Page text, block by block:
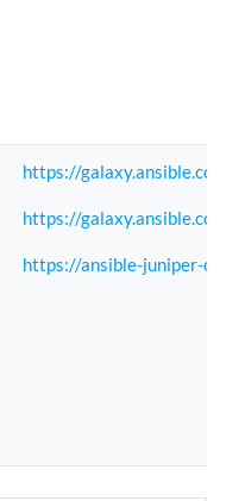
https://
https://
https://ansible-juniper-